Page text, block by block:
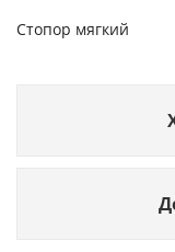
Стопор мягкий